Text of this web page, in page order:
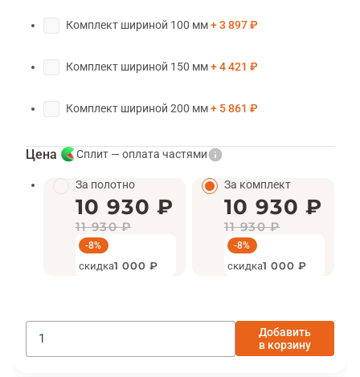
Комплект шириной 100 мм 3 897 ₽
Комплект шириной 150 мм 4 421 ₽
Комплект шириной 200 мм 5 861 ₽
Цена Сплит — оплата частями
За полотно
10 930 ₽
11 930 ₽
-8%
скидка1 000 ₽
За комплект
10 930 ₽
11 930 ₽
-8%
скидка1 000 ₽
Добавить
в корзину